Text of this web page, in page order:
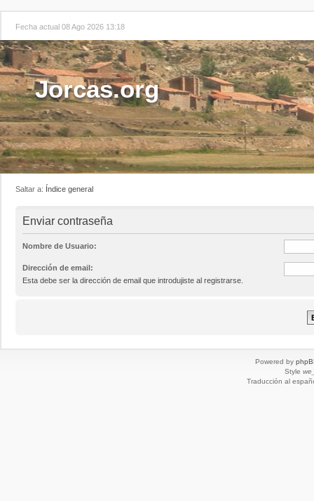
Fecha actual 08 Ago 2026 13:18
Jorcas.org
Saltar a: Índice general
Enviar contraseña
Nombre de Usuario:
Dirección de email:
Esta debe ser la dirección de email que introdujiste al registrarse.
Powered by
Style
Traducción al